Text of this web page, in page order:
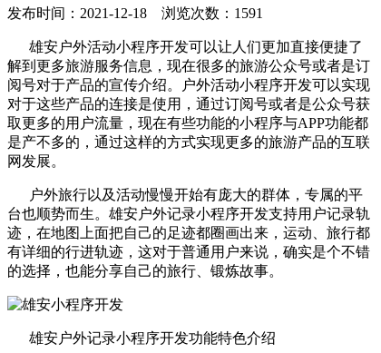
发布时间：2021-12-18 浏览次数：1591
雄安户外活动小程序开发可以让人们更加直接便捷了
解到更多旅游服务信息，现在很多的旅游公众号或者是订
阅号对于产品的宣传介绍。户外活动小程序开发可以实现
对于这些产品的连接是使用，通过订阅号或者是公众号获
取更多的用户流量，现在有些功能的小程序与APP功能都
是产不多的，通过这样的方式实现更多的旅游产品的互联
网发展。
户外旅行以及活动慢慢开始有庞大的群体，专属的平
台也顺势而生。雄安户外记录小程序开发支持用户记录轨
迹，在地图上面把自己的足迹都圈画出来，运动、旅行都
有详细的行进轨迹，这对于普通用户来说，确实是个不错
的选择，也能分享自己的旅行、锻炼故事。
雄安户外记录小程序开发功能特色介绍